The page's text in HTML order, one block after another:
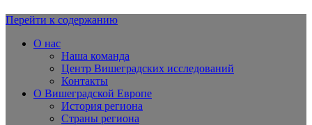
Вишеградская Европа
Перейти к содержанию
О нас
Наша команда
Центр Вишеградских исследований
Контакты
О Вишеградской Европе
История региона
Страны региона